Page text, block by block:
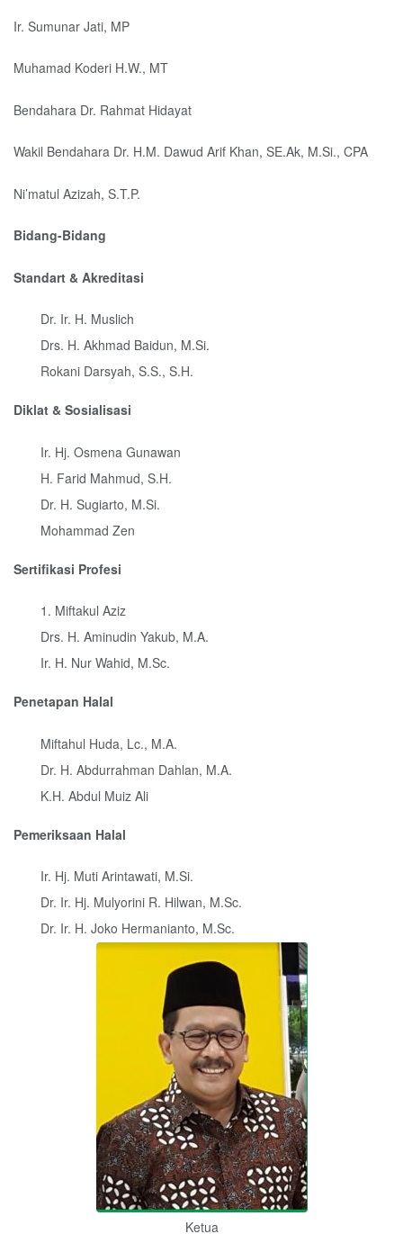
Ir. Sumunar Jati, MP
Muhamad Koderi H.W., MT
Bendahara Dr. Rahmat Hidayat
Wakil Bendahara Dr. H.M. Dawud Arif Khan, SE.Ak, M.Si., CPA
Ni’matul Azizah, S.T.P.
Bidang-Bidang
Standart & Akreditasi
Dr. Ir. H. Muslich
Drs. H. Akhmad Baidun, M.Si.
Rokani Darsyah, S.S., S.H.
Diklat & Sosialisasi
Ir. Hj. Osmena Gunawan
H. Farid Mahmud, S.H.
Dr. H. Sugiarto, M.Si.
Mohammad Zen
Sertifikasi Profesi
1. Miftakul Aziz
Drs. H. Aminudin Yakub, M.A.
Ir. H. Nur Wahid, M.Sc.
Penetapan Halal
Miftahul Huda, Lc., M.A.
Dr. H. Abdurrahman Dahlan, M.A.
K.H. Abdul Muiz Ali
Pemeriksaan Halal
Ir. Hj. Muti Arintawati, M.Si.
Dr. Ir. Hj. Mulyorini R. Hilwan, M.Sc.
Dr. Ir. H. Joko Hermanianto, M.Sc.
Ketua